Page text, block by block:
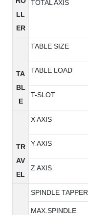
LL
ER
TOTAL AXIS
TA
BL
E
TABLE SIZE
TABLE LOAD
T-SLOT
TR
AV
EL
X AXIS
Y AXIS
Z AXIS
SPINDLE TAPPER
MAX.SPINDLE